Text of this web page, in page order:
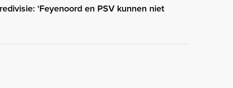
‘Feyenoord en PSV kunnen niet